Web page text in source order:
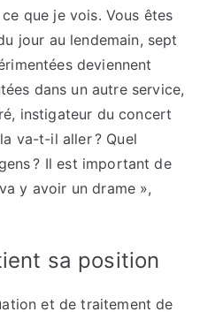
que je vois. Vous êtes
jour au lendemain, sept
deviennent
dans un autre service,
instigateur du concert
va-t-il aller ? Quel
? Il est important de
y avoir un drame »,
sa position
et de traitement de